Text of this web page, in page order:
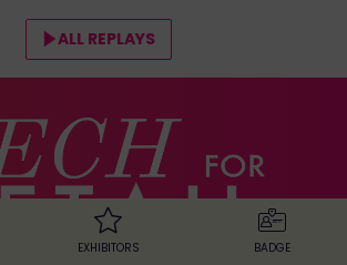
ALL REPLAYS
EXHIBITORS BADGE